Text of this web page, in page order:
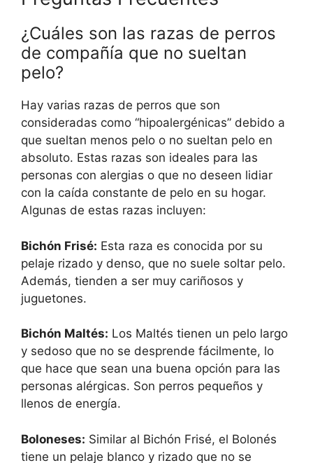
¿Cuáles son las razas de perros
de compañía que no sueltan
pelo?
Hay varias razas de perros que son
consideradas como “hipoalergénicas” debido a
que sueltan menos pelo o no sueltan pelo en
absoluto. Estas razas son ideales para las
personas con alergias o que no deseen lidiar
con la caída constante de pelo en su hogar.
Algunas de estas razas incluyen:
Bichón Frisé: Esta raza es conocida por su
pelaje rizado y denso, que no suele soltar pelo.
Además, tienden a ser muy cariñosos y
juguetones.
Bichón Maltés: Los Maltés tienen un pelo largo
y sedoso que no se desprende fácilmente, lo
que hace que sean una buena opción para las
personas alérgicas. Son perros pequeños y
llenos de energía.
Boloneses: Similar al Bichón Frisé, el Bolonés
tiene un pelaje blanco y rizado que no se